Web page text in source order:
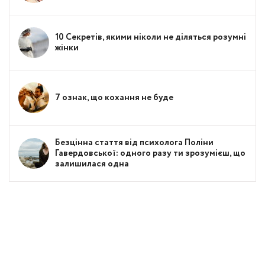
10 Секретів, якими ніколи не діляться розумні
жінки
7 ознак, що кохання не буде
Безцінна стаття від психолога Поліни
Гавердовської: одного разу ти зрозумієш, що
залишилася одна